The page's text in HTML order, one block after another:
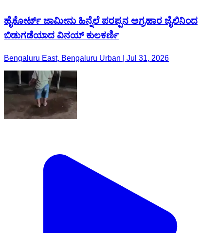
ಹೈಕೋರ್ಟ್ ಜಾಮೀನು ಹಿನ್ನೆಲೆ ಪರಪ್ಪನ ಅಗ್ರಹಾರ ಜೈಲಿನಿಂದ
ಬಿಡುಗಡೆಯಾದ ವಿನಯ್ ಕುಲಕರ್ಣಿ
Bengaluru East, Bengaluru Urban | Jul 31, 2026